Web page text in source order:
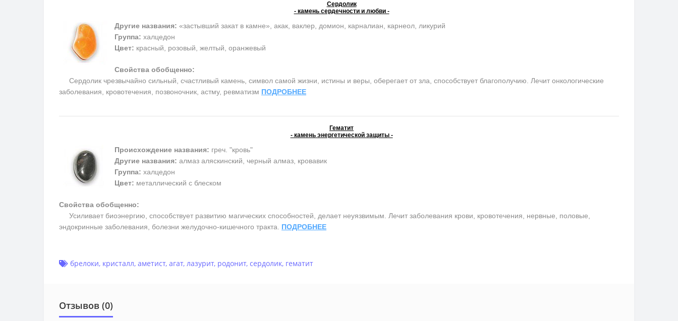
Сердолик
- камень сердечности и любви -
Другие названия: «застывший закат в камне», акак, ваклер, домион, карналиан, карнеол, ликурий
Группа: халцедон
Цвет: красный, розовый, желтый, оранжевый
Свойства обобщенно:
Сердолик чрезвычайно сильный, счастливый камень, символ самой жизни, истины и веры, оберегает от зла, способствует благополучию. Лечит онкологические
заболевания, кровотечения, позвоночник, астму, ревматизм ПОДРОБНЕЕ
Гематит
- камень энергетической защиты -
Происхождение названия: греч. "кровь"
Другие названия: алмаз аляскинский, черный алмаз, кровавик
Группа: халцедон
Цвет: металлический с блеском
Свойства обобщенно:
Усиливает биоэнергию, способствует развитию магических способностей, делает неуязвимым. Лечит заболевания крови, кровотечения, нервные, половые,
эндокринные заболевания, болезни желудочно-кишечного тракта. ПОДРОБНЕЕ
брелоки, кристалл, аметист, агат, лазурит, родонит, сердолик, гематит
Отзывов (0)